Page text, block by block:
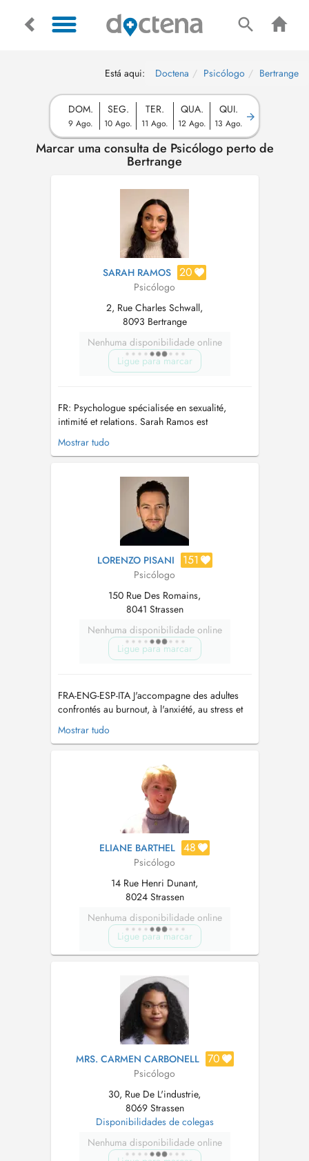
Está aqui: Doctena Psicólogo Bertrange
DOM.
9 Ago.
SEG.
10 Ago.
TER.
11 Ago.
QUA.
12 Ago.
QUI.
13 Ago.
Marcar uma consulta de Psicólogo perto de
Bertrange
SARAH RAMOS 20
Psicólogo
2, Rue Charles Schwall,
8093 Bertrange
Nenhuma disponibilidade online
Ligue para marcar
FR: Psychologue spécialisée en sexualité,
intimité et relations. Sarah Ramos est
psychologue, titulaire dun master en sexologie,
et vous accompagne avec bienveillance dans
la relation de couple. Elle propose un
accompagnement professionnel pou...
Mostrar tudo
LORENZO PISANI 151
Psicólogo
150 Rue Des Romains,
8041 Strassen
Nenhuma disponibilidade online
Ligue para marcar
FRA-ENG-ESP-ITA J'accompagne des adultes
confrontés au burnout, à l'anxiété, au stress et
aux difficultés amoureuses à retrouver clarté,
équilibre émotionnel et bien-être durable. CE
Burnout, stress et épu...
Mostrar tudo
ELIANE BARTHEL 48
Psicólogo
14 Rue Henri Dunant,
8024 Strassen
Nenhuma disponibilidade online
Ligue para marcar
MRS. CARMEN CARBONELL 70
Psicólogo
30, Rue De L'industrie,
8069 Strassen
Disponibilidades de colegas
Nenhuma disponibilidade online